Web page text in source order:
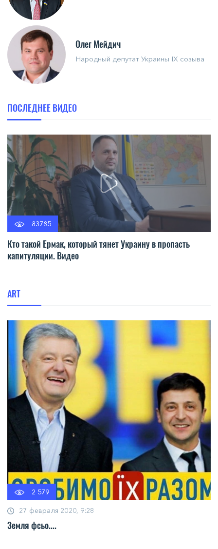
Олег Мейдич
Народный депутат Украины IX созыва
ПОСЛЕДНЕЕ ВИДЕО
83785
Кто такой Ермак, который тянет Украину в пропасть
капитуляции. Видео
ART
2 579
27 февраля 2020, 9:28
Земля фсьо....